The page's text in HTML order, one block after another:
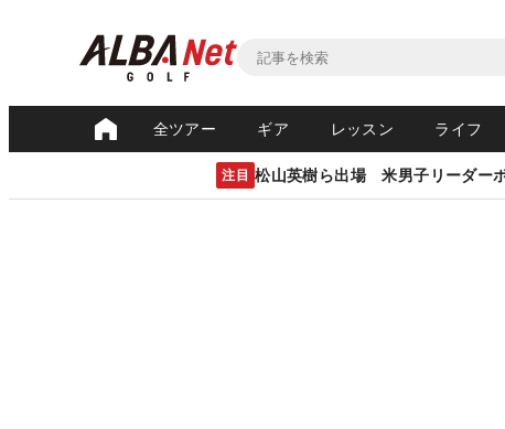
全ツアー ギア レッスン ライフ
注目 松山英樹ら出場 米男子リーダー